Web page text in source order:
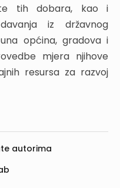
I PRIJELAZA
ZEMLJE ILI KAMENA
SREDSTAVA
VODA
DOVOĐENJA
I MJERA ZAŠTITE
tih dobara, kao i
iz državnog
općina, gradova i
mjera njihove
resursa za razvoj
autorima